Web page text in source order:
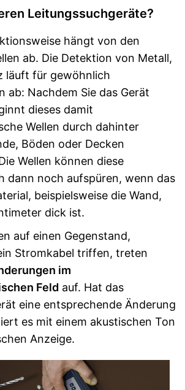
Leitungssuchgeräte?
hängt von den
ab. Die Detektion von Metall,
läuft für gewöhnlich
ab: Nachdem Sie das Gerät
dieses damit
Wellen durch dahinter
Böden oder Decken
Wellen können diese
dann noch aufspüren, wenn das
beispielsweise die Wand,
dick ist.
auf einen Gegenstand,
Stromkabel triffen, treten
im
Feld auf. Hat das
eine entsprechende Änderung
es mit einem akustischen Ton
Anzeige.